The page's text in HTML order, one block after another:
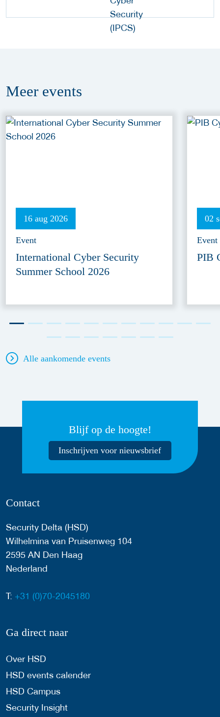
Meer events
16 aug 2026
Event
International Cyber Security
Summer School 2026
02
Event
PIB
Alle aankomende events
Blijf op de hoogte!
Inschrijven voor nieuwsbrief
Contact
Security Delta (HSD)
Wilhelmina van Pruisenweg 104
2595 AN Den Haag
Nederland
T: +31 (0)70-2045180
Ga direct naar
Over HSD
HSD events calender
HSD Campus
Security Insight